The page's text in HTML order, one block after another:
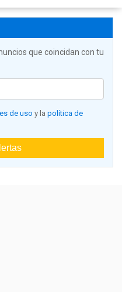
que coincidan con tu
de uso y la política de